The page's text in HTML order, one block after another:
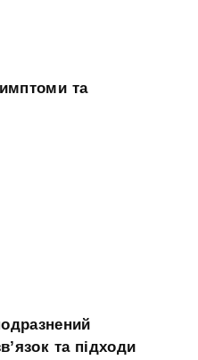
та
та підходи